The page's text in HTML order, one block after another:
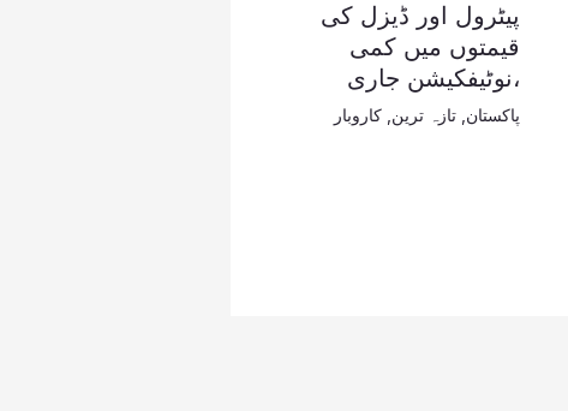
پیٹرول اور ڈیزل کی
قیمتوں میں کمی
،نوٹیفکیشن جاری
پاکستان تازہ ترین کاروبار